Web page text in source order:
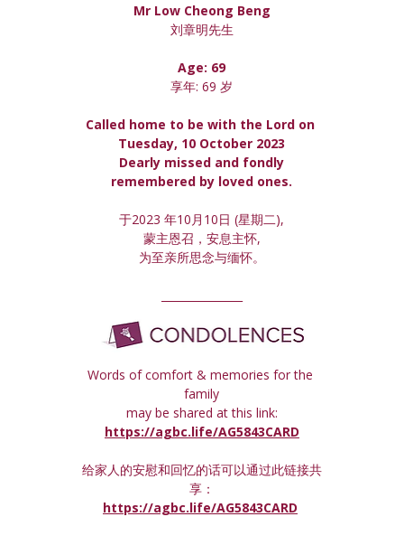
Mr Low Cheong Beng
刘章明先生
Age: 69
享年: 69 岁
Called home to be with the Lord on
Tuesday, 10 October 2023
Dearly missed and fondly
remembered by loved ones.
于2023 年10月10日 (星期二),
蒙主恩召，安息主怀,
为至亲所思念与缅怀。
Words of comfort & memories for the
family
may be shared at this link:
https://agbc.life/AG5843CARD
给家人的安慰和回忆的话可以通过此链接共
享：
https://agbc.life/AG5843CARD